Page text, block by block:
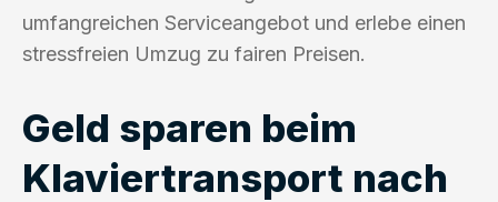
umfangreichen Serviceangebot und erlebe einen
stressfreien Umzug zu fairen Preisen.
Geld sparen beim
Klaviertransport nach